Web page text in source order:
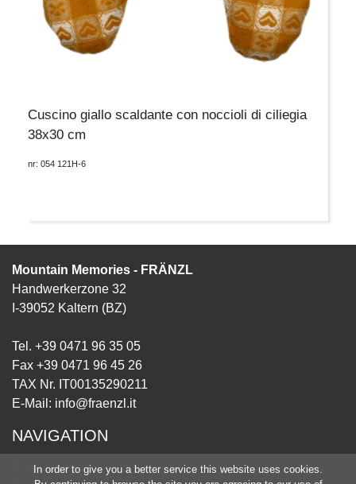
Cuscino giallo scaldante con noccioli di ciliegia
38x30 cm
nr: 054 121H-6
Mountain Memories - FRÄNZL
Handwerkerzone 32
I-39052 Kaltern (BZ)
Tel. +39 0471 96 35 05
Fax +39 0471 96 45 26
TAX Nr. IT00135290211
E-Mail: info@fraenzl.it
NAVIGATION
Product-News
In order to give you a better service this website uses cookies.